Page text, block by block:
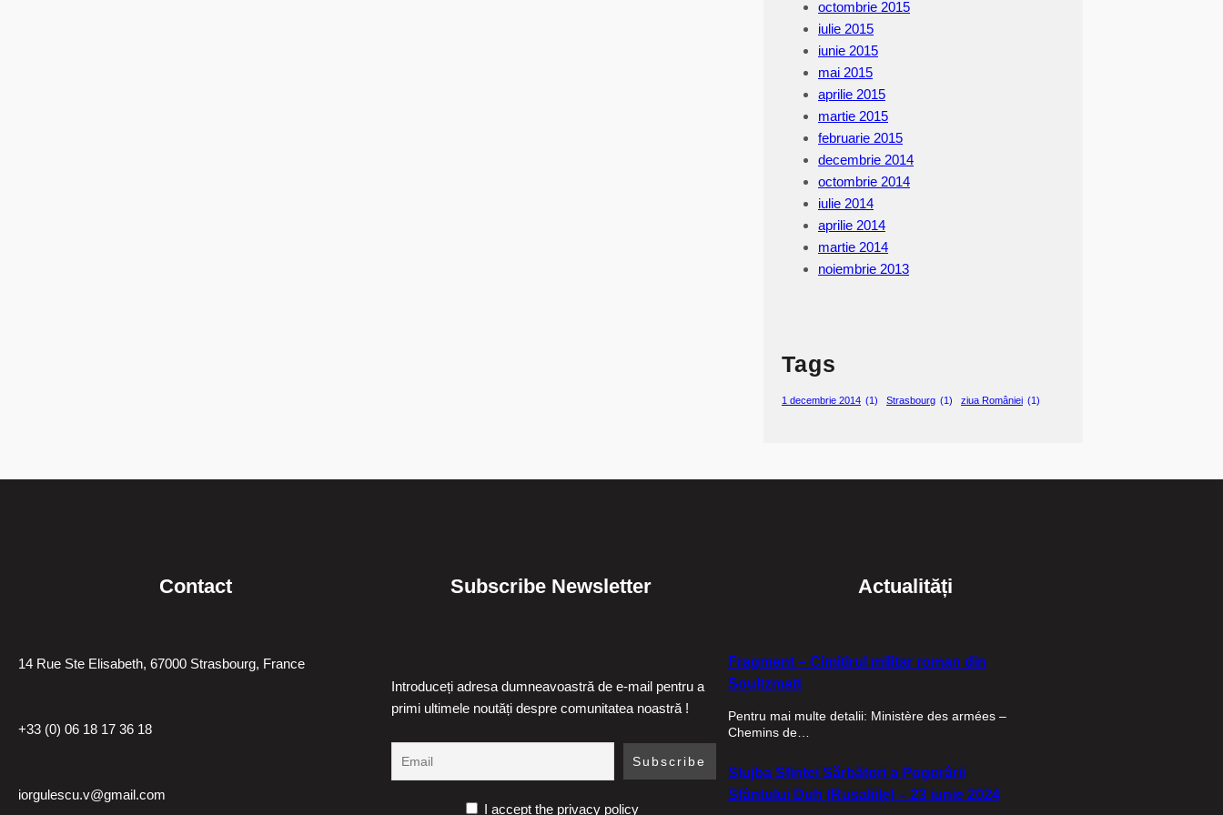
octombrie 2015
iulie 2015
iunie 2015
mai 2015
aprilie 2015
martie 2015
februarie 2015
decembrie 2014
octombrie 2014
iulie 2014
aprilie 2014
martie 2014
noiembrie 2013
Tags
1 decembrie 2014 (1) Strasbourg (1) ziua României (1)
Contact
14 Rue Ste Elisabeth, 67000 Strasbourg, France
+33 (0) 06 18 17 36 18
iorgulescu.v@gmail.com
Subscribe Newsletter
Introduceți adresa dumneavoastră de e-mail pentru a
primi ultimele noutăți despre comunitatea noastră !
I accept the privacy policy
Actualități
Fragment – Cimitirul militar roman din
Soultzmatt
Pentru mai multe detalii: Ministère des armées –
Chemins de…
Slujba Sfintei Sărbători a Pogorârii
Sfântului Duh (Rusaliile) – 23 iunie 2024